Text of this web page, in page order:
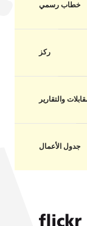
خطاب رسمي
ركز
والتقارير
جدول الأعمال